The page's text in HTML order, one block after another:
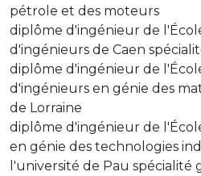
pétrole et des moteurs
diplôme d'ingénieur de
d'ingénieurs de Caen
diplôme d'ingénieur de
d'ingénieurs en génie des
de Lorraine
diplôme d'ingénieur de
en génie des technologies
l'université de Pau spécialité